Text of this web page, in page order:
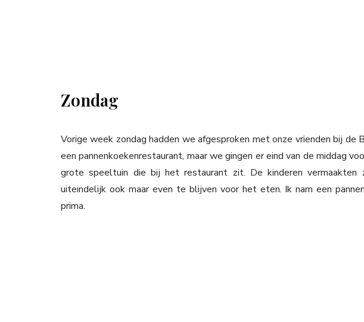
Zondag
Vorige week zondag hadden we afgesproken met onze vrienden bij de
een pannenkoekenrestaurant, maar we gingen er eind van de middag
grote speeltuin die bij het restaurant zit. De kinderen
uiteindelijk ook maar even te blijven voor het eten. Ik nam een
prima.